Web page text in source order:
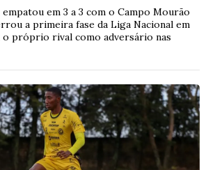
empatou em 3 a 3 com o Campo Mourão
a primeira fase da Liga Nacional em
próprio rival como adversário nas